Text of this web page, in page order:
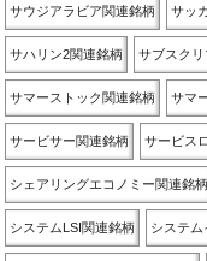
サウジアラビア関連銘柄 サッ
サハリン2関連銘柄 サブスク
サマーストック関連銘柄 サマ
サービサー関連銘柄 サービス
シェアリングエコノミー関連銘柄
システムLSI関連銘柄 システ